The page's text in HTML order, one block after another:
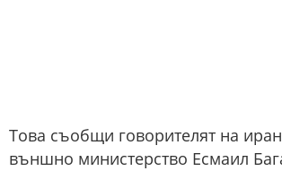
Това съобщи говорителят на
външно министерство Есмаил